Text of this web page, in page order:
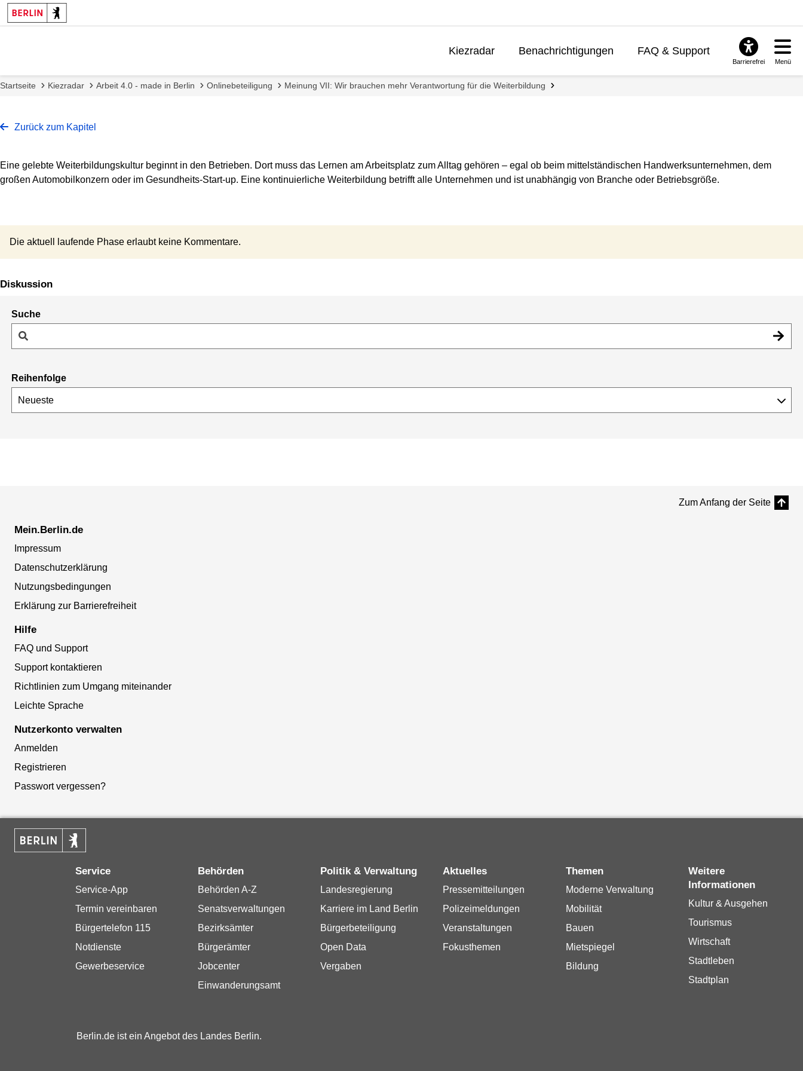
Kiezradar Benachrichtigungen FAQ & Support
Barrierefrei Menü
Startseite Kiezradar Arbeit 4.0 - made in Berlin Onlinebeteiligung Meinung VII: Wir brauchen mehr Verantwortung für die Weiterbildung
Zurück zum Kapitel
Eine gelebte Weiterbildungskultur beginnt in den Betrieben. Dort muss das Lernen am Arbeitsplatz zum Alltag gehören – egal ob beim mittelständischen Handwerksunternehmen, dem
großen Automobilkonzern oder im Gesundheits-Start-up. Eine kontinuierliche Weiterbildung betrifft alle Unternehmen und ist unabhängig von Branche oder Betriebsgröße.
Die aktuell laufende Phase erlaubt keine Kommentare.
Diskussion
Suche
Reihenfolge
Zum Anfang der Seite
Mein.Berlin.de
Impressum
Datenschutzerklärung
Nutzungsbedingungen
Erklärung zur Barrierefreiheit
Hilfe
FAQ und Support
Support kontaktieren
Richtlinien zum Umgang miteinander
Leichte Sprache
Nutzerkonto verwalten
Anmelden
Registrieren
Passwort vergessen?
Service
Service-App
Termin vereinbaren
Bürgertelefon 115
Notdienste
Gewerbeservice
Behörden
Behörden A-Z
Senatsverwaltungen
Bezirksämter
Bürgerämter
Jobcenter
Einwanderungsamt
Politik & Verwaltung
Landesregierung
Karriere im Land Berlin
Bürgerbeteiligung
Open Data
Vergaben
Aktuelles
Pressemitteilungen
Polizeimeldungen
Veranstaltungen
Fokusthemen
Themen
Moderne Verwaltung
Mobilität
Bauen
Mietspiegel
Bildung
Weitere
Informationen
Kultur & Ausgehen
Tourismus
Wirtschaft
Stadtleben
Stadtplan
Berlin.de ist ein Angebot des Landes Berlin.